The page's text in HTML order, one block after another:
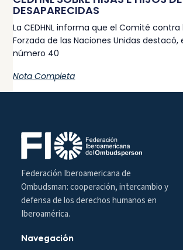
DESAPARECIDAS
La CEDHNL informa que el Comité
Forzada de las Naciones Unidas destacó,
número 40
Nota Completa
Federación Iberoamericana de
Ombudsman: cooperación, intercambio y
defensa de los derechos humanos en
Iberoamérica.
Navegación